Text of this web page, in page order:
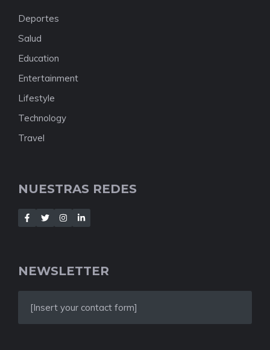
Deportes
Salud
Education
Entertainment
Lifestyle
Technology
Travel
NUESTRAS REDES
NEWSLETTER
[Insert your contact form]